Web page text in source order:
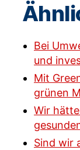
Bei
und
Mit
grünen
Wir
Sind wir